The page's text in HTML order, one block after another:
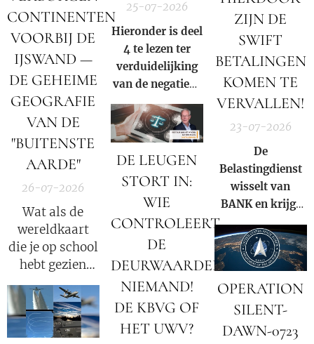
CONTINENTEN
VOORBIJ DE
IJSWAND —
DE GEHEIME
GEOGRAFIE
VAN DE
"BUITENSTE
AARDE"
26-07-2026
Wat als de
wereldkaart
die je op school
hebt gezien
slechts een
klein fragment
van de
waarheid was?
25-07-2026
Hieronder is deel
4 te lezen ter
verduidelijking
van de negatieve
rol en
samenzwering in
woord en beeld
van de Rooms-
binnen onze
huidige
samenleving.
DE LEUGEN
STORT IN:
WIE
CONTROLEERT
DE
DEURWAARDER?
NIEMAND!
DE KBVG OF
HET UWV?
OPERATION
SILENT-
DAWN-0723
ZIJN DE
SWIFT
BETALINGEN
KOMEN TE
VERVALLEN!
23-07-2026
De
Belastingdienst
wisselt van
BANK en krijgt
NIEUW
rekeningnummer
bij de
RABOBANK, (de
bank met de
reeds bewezen
hypotheek